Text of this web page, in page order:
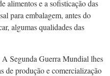
alimentos e a sofisticação das
para embalagem, antes do
algumas qualidades das
Segunda Guerra Mundial lhes
de produção e comercialização